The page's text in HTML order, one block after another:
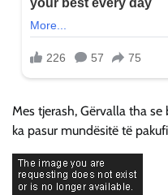
Mes tjerash, Gërvalla tha
ka pasur mundësitë të